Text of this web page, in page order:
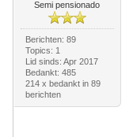
Semi pensionado
Berichten: 89
Topics: 1
Lid sinds: Apr 2017
Bedankt: 485
214 x bedankt in 89
berichten